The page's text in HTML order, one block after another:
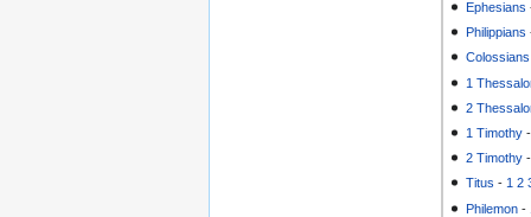
Ephesians
Philippians
Colossians
1
2
1 Timothy
2 Timothy
Titus - 1 2
Philemon -